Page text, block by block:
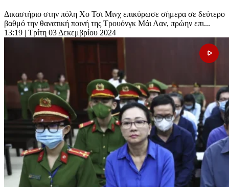
Δικαστήριο στην πόλη Χο Τσι Μινχ επικύρωσε σήμερα σε δεύτερο
βαθμό την θανατική ποινή της Τρουόνγκ Μάι Λαν, πρώην επι...
13:19 | Τρίτη 03 Δεκεμβρίου 2024